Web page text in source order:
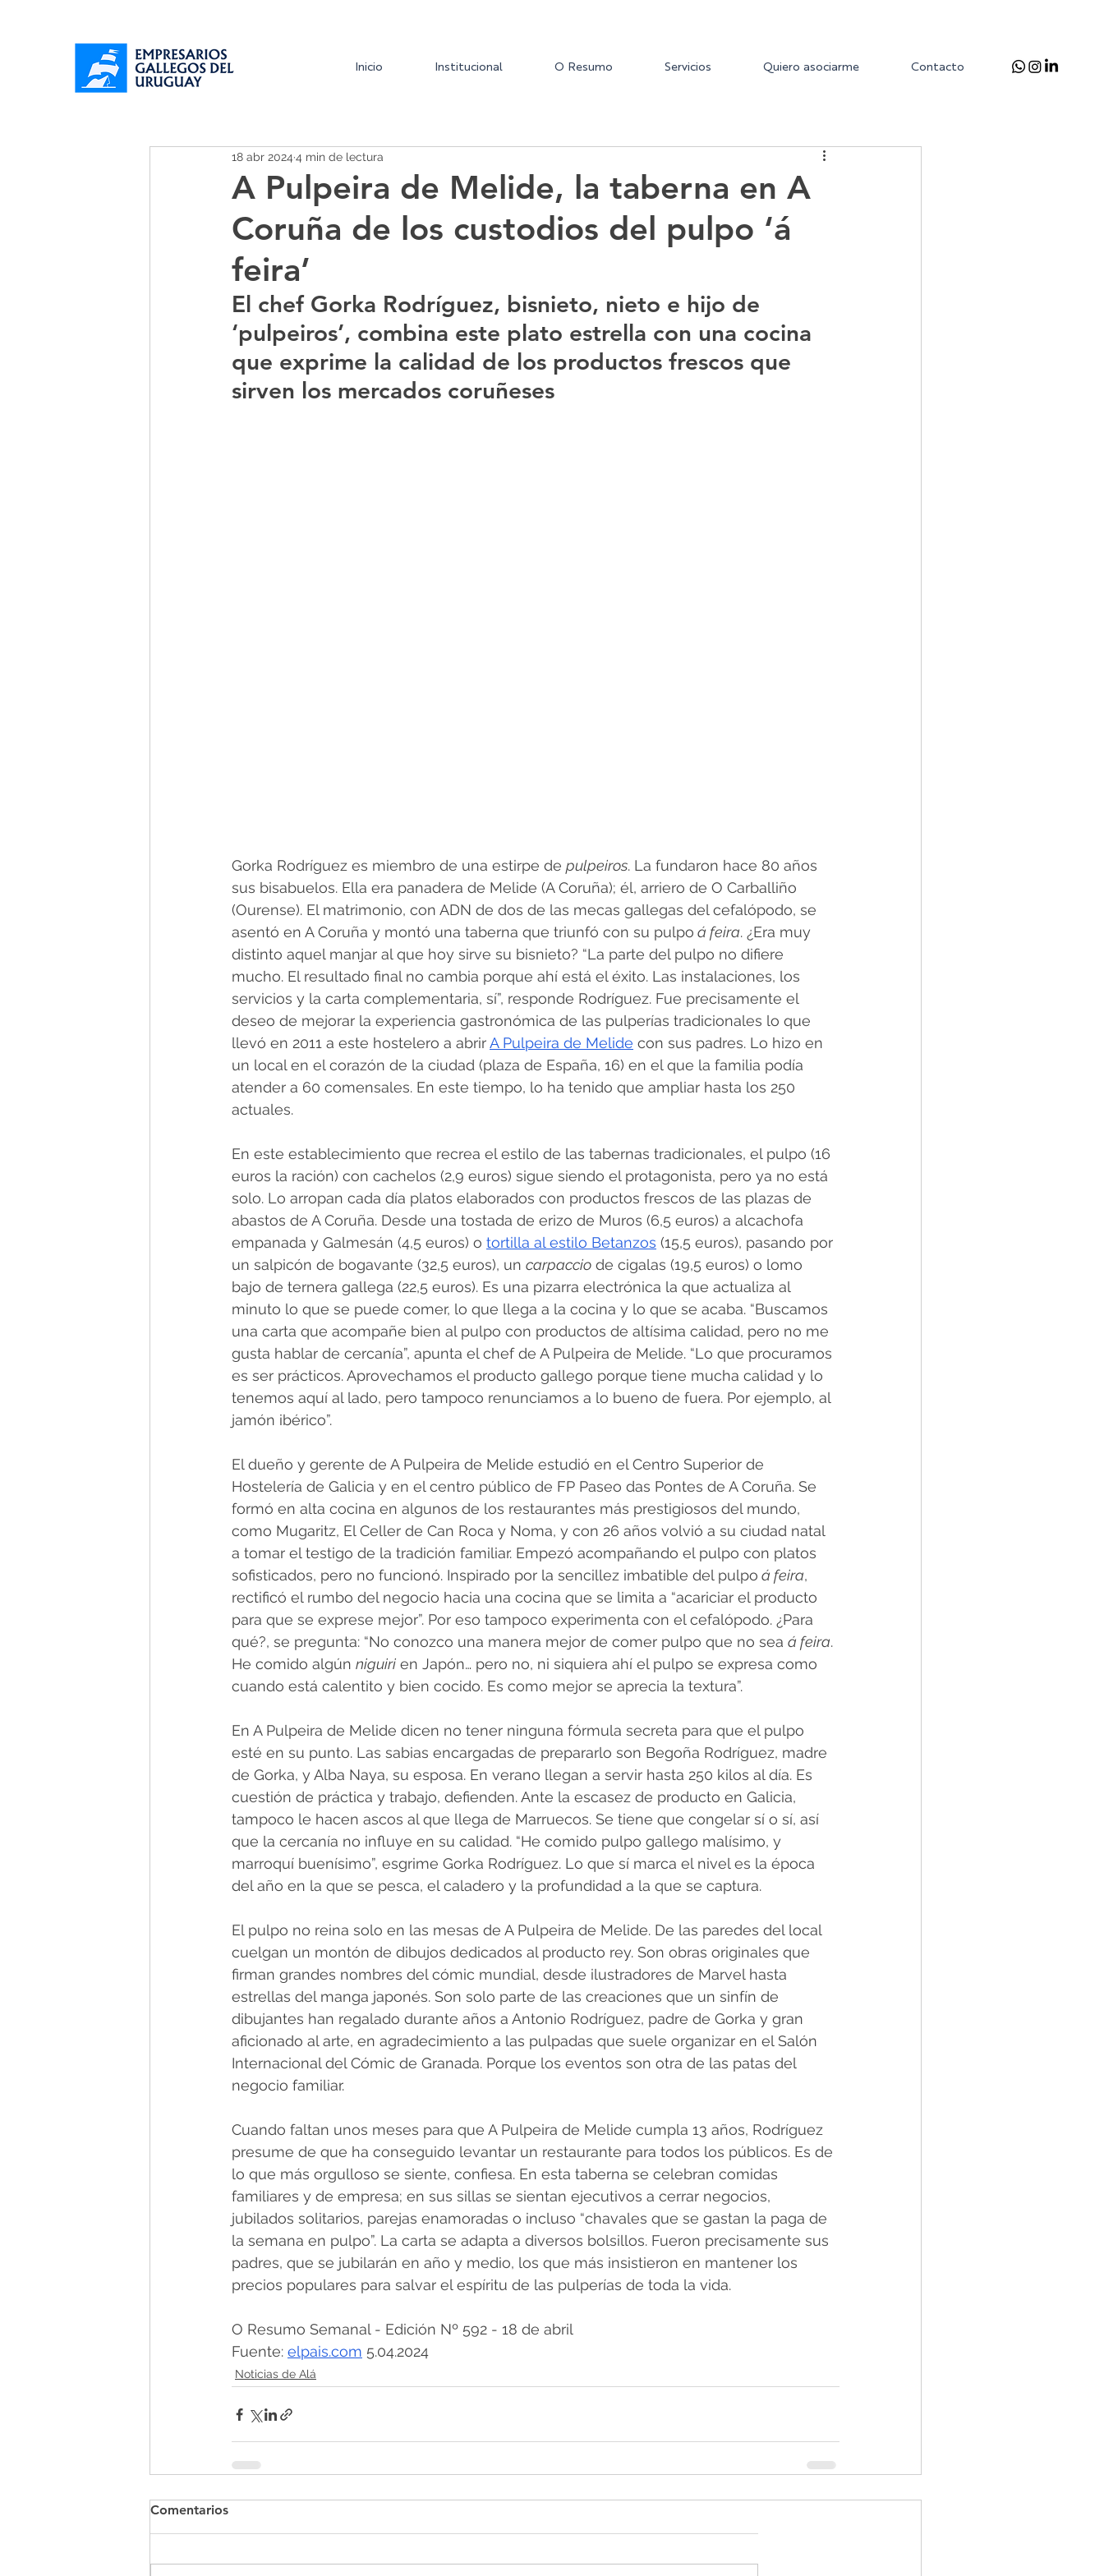
Inicio Institucional O Resumo Servicios Quiero asociarme Contacto
A Pulpeira de Melide, la taberna en A
Coruña de los custodios del pulpo ‘á
feira’
18 abr 2024 4 min de lectura
El chef Gorka Rodríguez, bisnieto, nieto e hijo de
‘pulpeiros’, combina este plato estrella con una cocina
que exprime la calidad de los productos frescos que
sirven los mercados coruñeses
Gorka Rodríguez es miembro de una estirpe de pulpeiros. La fundaron hace 80 años
sus bisabuelos. Ella era panadera de Melide (A Coruña); él, arriero de O Carballiño
(Ourense). El matrimonio, con ADN de dos de las mecas gallegas del cefalópodo, se
asentó en A Coruña y montó una taberna que triunfó con su pulpo á feira. ¿Era muy
distinto aquel manjar al que hoy sirve su bisnieto? “La parte del pulpo no difiere
mucho. El resultado final no cambia porque ahí está el éxito. Las instalaciones, los
servicios y la carta complementaria, sí”, responde Rodríguez. Fue precisamente el
deseo de mejorar la experiencia gastronómica de las pulperías tradicionales lo que
llevó en 2011 a este hostelero a abrir A Pulpeira de Melide con sus padres. Lo hizo en
un local en el corazón de la ciudad (plaza de España, 16) en el que la familia podía
atender a 60 comensales. En este tiempo, lo ha tenido que ampliar hasta los 250
actuales.
En este establecimiento que recrea el estilo de las tabernas tradicionales, el pulpo (16
euros la ración) con cachelos (2,9 euros) sigue siendo el protagonista, pero ya no está
solo. Lo arropan cada día platos elaborados con productos frescos de las plazas de
abastos de A Coruña. Desde una tostada de erizo de Muros (6,5 euros) a alcachofa
empanada y Galmesán (4,5 euros) o tortilla al estilo Betanzos (15,5 euros), pasando por
un salpicón de bogavante (32,5 euros), un carpaccio de cigalas (19,5 euros) o lomo
bajo de ternera gallega (22,5 euros). Es una pizarra electrónica la que actualiza al
minuto lo que se puede comer, lo que llega a la cocina y lo que se acaba. “Buscamos
una carta que acompañe bien al pulpo con productos de altísima calidad, pero no me
gusta hablar de cercanía”, apunta el chef de A Pulpeira de Melide. “Lo que procuramos
es ser prácticos. Aprovechamos el producto gallego porque tiene mucha calidad y lo
tenemos aquí al lado, pero tampoco renunciamos a lo bueno de fuera. Por ejemplo, al
jamón ibérico”.
El dueño y gerente de A Pulpeira de Melide estudió en el Centro Superior de
Hostelería de Galicia y en el centro público de FP Paseo das Pontes de A Coruña. Se
formó en alta cocina en algunos de los restaurantes más prestigiosos del mundo,
como Mugaritz, El Celler de Can Roca y Noma, y con 26 años volvió a su ciudad natal
a tomar el testigo de la tradición familiar. Empezó acompañando el pulpo con platos
sofisticados, pero no funcionó. Inspirado por la sencillez imbatible del pulpo á feira,
rectificó el rumbo del negocio hacia una cocina que se limita a “acariciar el producto
para que se exprese mejor”. Por eso tampoco experimenta con el cefalópodo. ¿Para
qué?, se pregunta: “No conozco una manera mejor de comer pulpo que no sea á feira.
He comido algún niguiri en Japón… pero no, ni siquiera ahí el pulpo se expresa como
cuando está calentito y bien cocido. Es como mejor se aprecia la textura”.
En A Pulpeira de Melide dicen no tener ninguna fórmula secreta para que el pulpo
esté en su punto. Las sabias encargadas de prepararlo son Begoña Rodríguez, madre
de Gorka, y Alba Naya, su esposa. En verano llegan a servir hasta 250 kilos al día. Es
cuestión de práctica y trabajo, defienden. Ante la escasez de producto en Galicia,
tampoco le hacen ascos al que llega de Marruecos. Se tiene que congelar sí o sí, así
que la cercanía no influye en su calidad. “He comido pulpo gallego malísimo, y
marroquí buenísimo”, esgrime Gorka Rodríguez. Lo que sí marca el nivel es la época
del año en la que se pesca, el caladero y la profundidad a la que se captura.
El pulpo no reina solo en las mesas de A Pulpeira de Melide. De las paredes del local
cuelgan un montón de dibujos dedicados al producto rey. Son obras originales que
firman grandes nombres del cómic mundial, desde ilustradores de Marvel hasta
estrellas del manga japonés. Son solo parte de las creaciones que un sinfín de
dibujantes han regalado durante años a Antonio Rodríguez, padre de Gorka y gran
aficionado al arte, en agradecimiento a las pulpadas que suele organizar en el Salón
Internacional del Cómic de Granada. Porque los eventos son otra de las patas del
negocio familiar.
Cuando faltan unos meses para que A Pulpeira de Melide cumpla 13 años, Rodríguez
presume de que ha conseguido levantar un restaurante para todos los públicos. Es de
lo que más orgulloso se siente, confiesa. En esta taberna se celebran comidas
familiares y de empresa; en sus sillas se sientan ejecutivos a cerrar negocios,
jubilados solitarios, parejas enamoradas o incluso “chavales que se gastan la paga de
la semana en pulpo”. La carta se adapta a diversos bolsillos. Fueron precisamente sus
padres, que se jubilarán en año y medio, los que más insistieron en mantener los
precios populares para salvar el espíritu de las pulperías de toda la vida.
O Resumo Semanal - Edición Nº 592 - 18 de abril
Fuente: elpais.com 5.04.2024
Noticias de Alá
Comentarios